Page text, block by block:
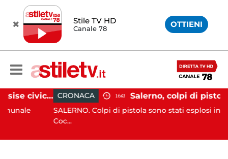
Stile TV HD
Canale 78 OTTIENI
Capaccio Paestum, assise civica drammatica: Paolino senza numeri, Comune a rischio scioglimento CRONACA 16:43
SALERNO. Colpi di pistola sono stati esplosi in via
Coc...